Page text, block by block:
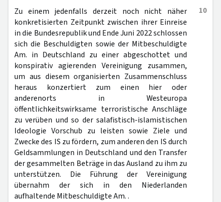
10
Zu einem jedenfalls derzeit noch nicht näher
konkretisierten Zeitpunkt zwischen ihrer Einreise
in die Bundesrepublik und Ende Juni 2022 schlossen
sich die Beschuldigten sowie der Mitbeschuldigte
Am. in Deutschland zu einer abgeschottet und
konspirativ agierenden Vereinigung zusammen,
um aus diesem organisierten Zusammenschluss
heraus konzertiert zum einen hier oder
anderenorts in Westeuropa
öffentlichkeitswirksame terroristische Anschläge
zu verüben und so der salafistisch-islamistischen
Ideologie Vorschub zu leisten sowie Ziele und
Zwecke des IS zu fördern, zum anderen den IS durch
Geldsammlungen in Deutschland und den Transfer
der gesammelten Beträge in das Ausland zu ihm zu
unterstützen. Die Führung der Vereinigung
übernahm der sich in den Niederlanden
aufhaltende Mitbeschuldigte Am. .